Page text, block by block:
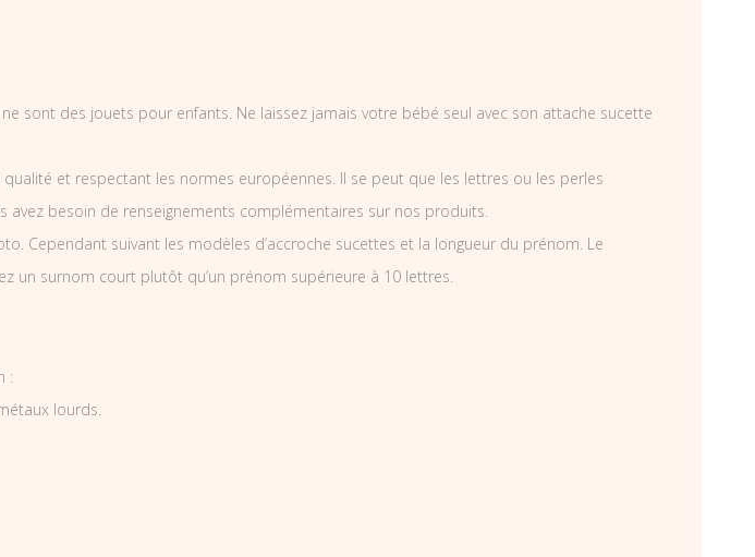
sont des jouets pour enfants. Ne laissez jamais votre bébé seul avec son attache sucette
et respectant les normes européennes. Il se peut que les lettres ou les perles
avez besoin de renseignements complémentaires sur nos produits.
Cependant suivant les modèles d’accroche sucettes et la longueur du prénom. Le
un surnom court plutôt qu’un prénom supérieure à 10 lettres.
:
lourds.